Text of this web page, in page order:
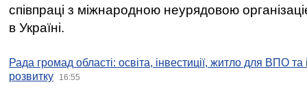
співпраці з міжнародною неурядовою
в Україні.
Рада громад області: освіта, інвестиції, житло для ВПО
розвитку
16:55